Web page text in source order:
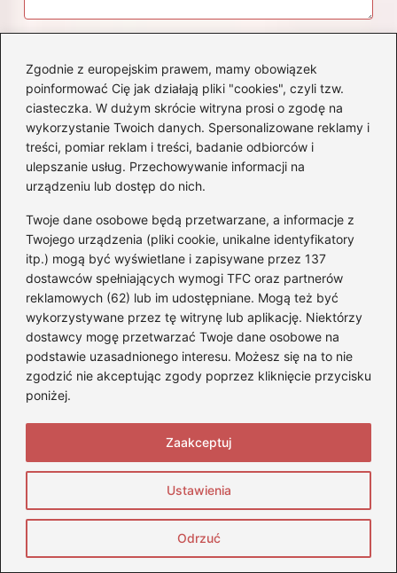
Zgodnie z europejskim prawem, mamy obowiązek
poinformować Cię jak działają pliki "cookies", czyli tzw.
ciasteczka. W dużym skrócie witryna prosi o zgodę na
wykorzystanie Twoich danych. Spersonalizowane reklamy i
treści, pomiar reklam i treści, badanie odbiorców i
ulepszanie usług. Przechowywanie informacji na
urządzeniu lub dostęp do nich.
Twoje dane osobowe będą przetwarzane, a informacje z
Twojego urządzenia (pliki cookie, unikalne identyfikatory
itp.) mogą być wyświetlane i zapisywane przez 137
dostawców spełniających wymogi TFC oraz partnerów
reklamowych (62) lub im udostępniane. Mogą też być
wykorzystywane przez tę witrynę lub aplikację. Niektórzy
dostawcy mogę przetwarzać Twoje dane osobowe na
podstawie uzasadnionego interesu. Możesz się na to nie
zgodzić nie akceptując zgody poprzez kliknięcie przycisku
poniżej.
Ustawienia
Odrzuć
Zaakceptuj
Adres email *
Witryna internetowa
Zapamiętaj moje dane w tej przeglądarce
podczas pisania kolejnych komentarzy.
Poczytaj więcej
Jaki akumulator wybrać do Audi A3 8L